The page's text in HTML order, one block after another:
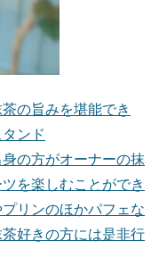
の旨みを堪能でき
ンド
の方がオーナーの抹
を楽しむことができ
リンのほかパフェな
好きの方には是非行